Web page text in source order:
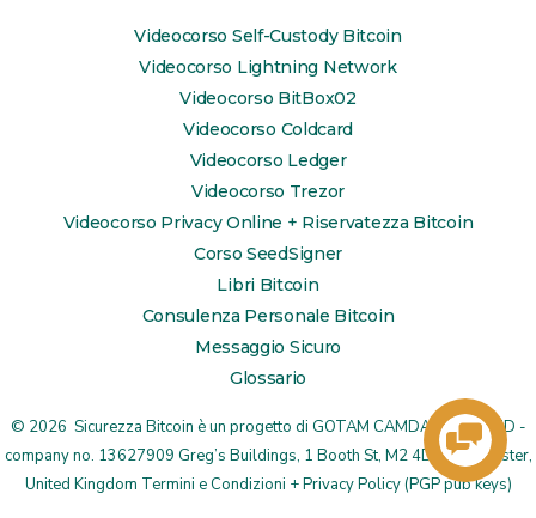
LinkedIn
in
una
nuova
scheda
YouTube
in
una
nuova
scheda
TikTok
in
una
nuova
scheda
Videocorso Self-Custody Bitcoin
Videocorso Lightning Network
Videocorso BitBox02
Videocorso Coldcard
Videocorso Ledger
Videocorso Trezor
Videocorso Privacy Online + Riservatezza Bitcoin
Corso SeedSigner
Libri Bitcoin
Consulenza Personale Bitcoin
Messaggio Sicuro
Glossario
© 2026 Sicurezza Bitcoin è un progetto di GOTAM CAMDA MEDIA LTD -
company no. 13627909 Greg’s Buildings, 1 Booth St, M2 4DU Manchester,
United Kingdom Termini e Condizioni + Privacy Policy(PGP pub keys)